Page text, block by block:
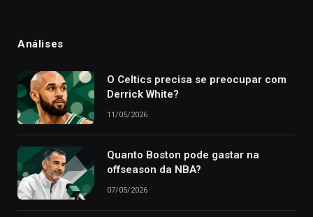
Análises
O Celtics precisa se preocupar com
Derrick White?
11/05/2026
Quanto Boston pode gastar na
offseason da NBA?
07/05/2026